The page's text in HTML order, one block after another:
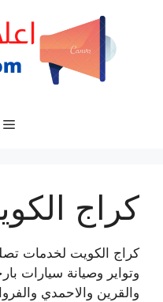
كراج
كراج الكويت لخدمات
وتواير وصيانة سيارات
والقرين والاحمدي